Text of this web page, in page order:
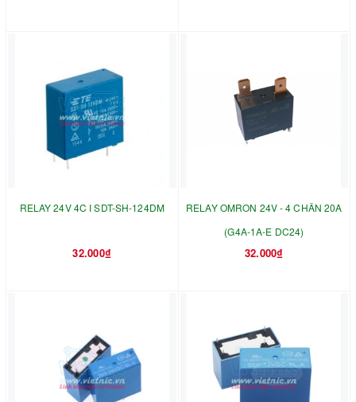
RELAY 24V 4C I SDT-SH-124DM
32.000₫
RELAY OMRON 24V - 4 CHÂN 20A
(G4A-1A-E DC24)
32.000₫